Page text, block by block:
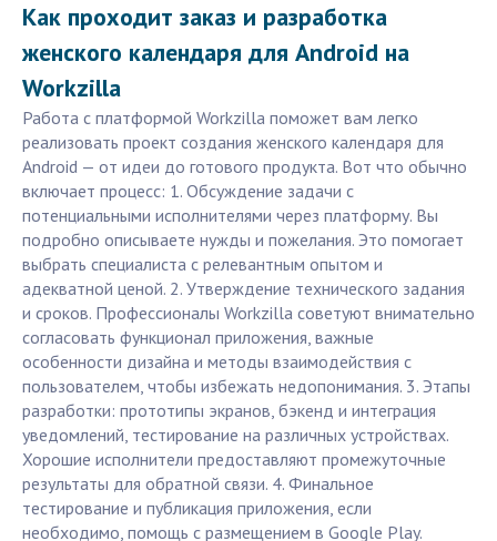
Как проходит заказ и разработка
женского календаря для Android на
Workzilla
Работа с платформой Workzilla поможет вам легко
реализовать проект создания женского календаря для
Android — от идеи до готового продукта. Вот что обычно
включает процесс: 1. Обсуждение задачи с
потенциальными исполнителями через платформу. Вы
подробно описываете нужды и пожелания. Это помогает
выбрать специалиста с релевантным опытом и
адекватной ценой. 2. Утверждение технического задания
и сроков. Профессионалы Workzilla советуют внимательно
согласовать функционал приложения, важные
особенности дизайна и методы взаимодействия с
пользователем, чтобы избежать недопонимания. 3. Этапы
разработки: прототипы экранов, бэкенд и интеграция
уведомлений, тестирование на различных устройствах.
Хорошие исполнители предоставляют промежуточные
результаты для обратной связи. 4. Финальное
тестирование и публикация приложения, если
необходимо, помощь с размещением в Google Play.